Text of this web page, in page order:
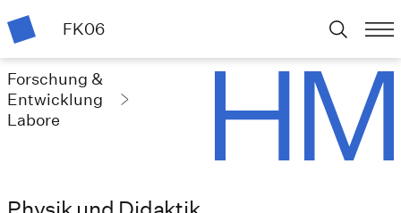
FK06
Forschung &
Entwicklung
Labore